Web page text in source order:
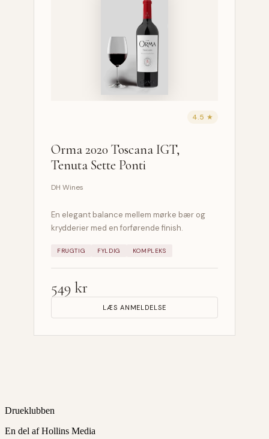
4.5 ★
Orma 2020 Toscana IGT,
Tenuta Sette Ponti
DH Wines
En elegant balance mellem mørke bær og
krydderier med en forførende finish.
FRUGTIG FYLDIG KOMPLEKS
549 kr
LÆS ANMELDELSE
Drueklubben
En del af Hollins Media